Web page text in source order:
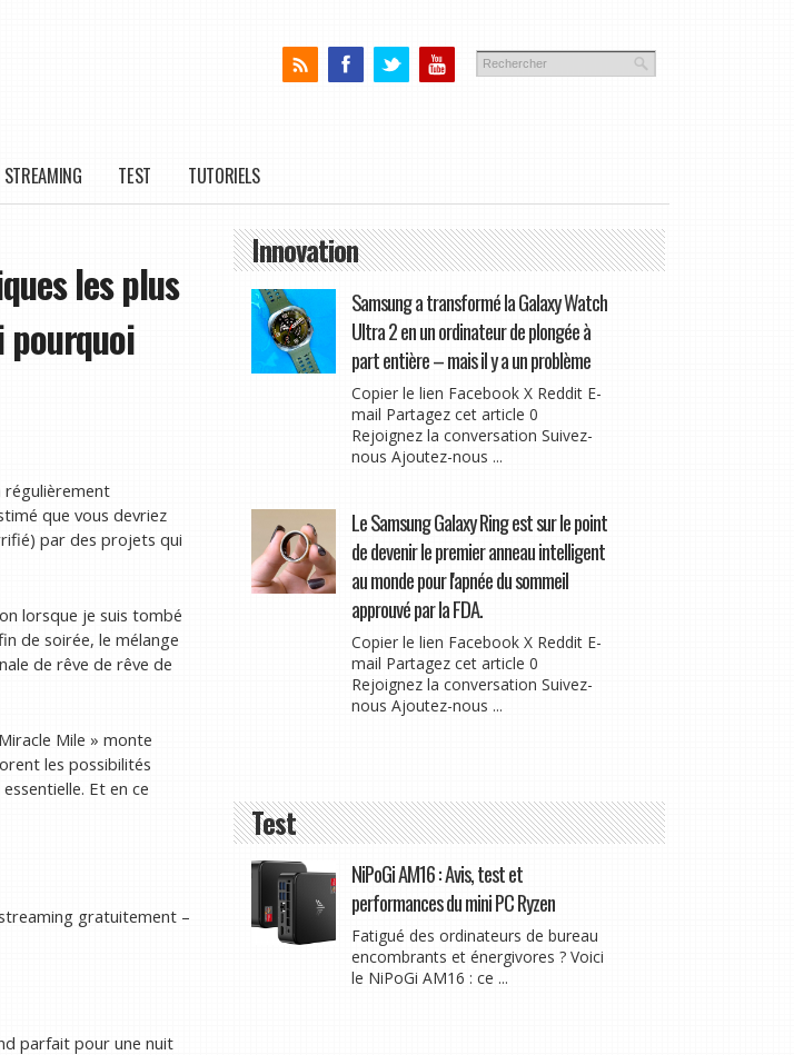
STREAMING TEST TUTORIELS
les plus
régulièrement
que vous devriez
par des projets qui
lorsque je suis tombé
de soirée, le mélange
de rêve de rêve de
Mile » monte
les possibilités
Et en ce
gratuitement –
parfait pour une nuit
Innovation
Samsung a transformé la Galaxy Watch
Ultra 2 en un ordinateur de plongée à
part entière – mais il y a un problème
Copier le lien Facebook X Reddit E-
mail Partagez cet article 0
Rejoignez la conversation Suivez-
nous Ajoutez-nous ...
Le Samsung Galaxy Ring est sur le point
de devenir le premier anneau intelligent
au monde pour l'apnée du sommeil
approuvé par la FDA.
Copier le lien Facebook X Reddit E-
mail Partagez cet article 0
Rejoignez la conversation Suivez-
nous Ajoutez-nous ...
Test
NiPoGi AM16 : Avis, test et
performances du mini PC Ryzen
Fatigué des ordinateurs de bureau
encombrants et énergivores ? Voici
le NiPoGi AM16 : ce ...